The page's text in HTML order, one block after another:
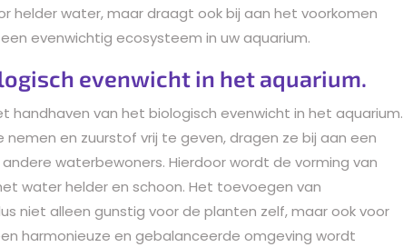
helder water, maar draagt ook bij aan het voorkomen
evenwichtig ecosysteem in uw aquarium.
evenwicht in het aquarium.
handhaven van het biologisch evenwicht in het aquarium.
en zuurstof vrij te geven, dragen ze bij aan een
waterbewoners. Hierdoor wordt de vorming van
water helder en schoon. Het toevoegen van
niet alleen gunstig voor de planten zelf, maar ook voor
harmonieuze en gebalanceerde omgeving wordt